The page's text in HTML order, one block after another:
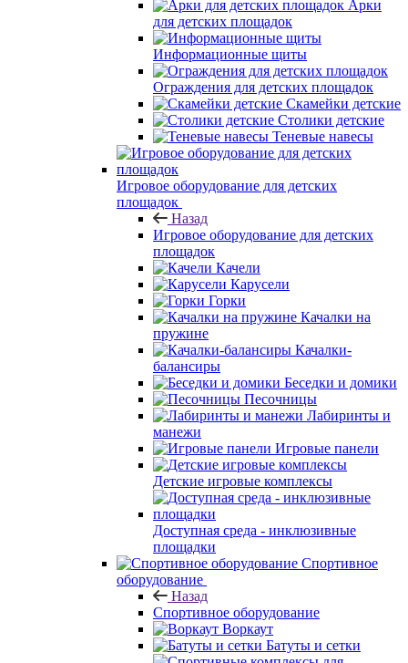
Арки
для детских площадок
Информационные щиты
Ограждения для детских площадок
Скамейки детские
Столики детские
Теневые навесы
Игровое оборудование для детских
площадок
Назад
Игровое оборудование для детских
площадок
Качели
Карусели
Горки
Качалки на
пружине
Качалки-
балансиры
Беседки и домики
Песочницы
Лабиринты и
манежи
Игровые панели
Детские игровые комплексы
Доступная среда - инклюзивные
площадки
Спортивное
оборудование
Назад
Спортивное оборудование
Воркаут
Батуты и сетки